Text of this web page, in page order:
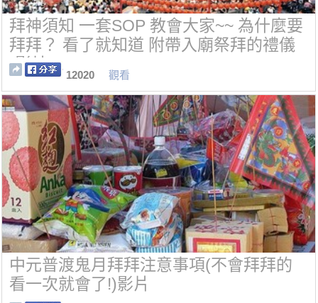
拜神須知 一套SOP 教會大家~~ 為什麼要
拜拜？ 看了就知道 附帶入廟祭拜的禮儀
(影片)
12020 觀看
中元普渡鬼月拜拜注意事項(不會拜拜的
看一次就會了!)影片